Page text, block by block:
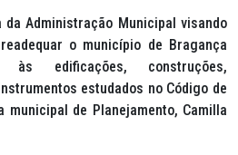
da Administração Municipal visando
o município de Bragança
edificações, construções,
estudados no Código de
municipal de Planejamento, Camilla